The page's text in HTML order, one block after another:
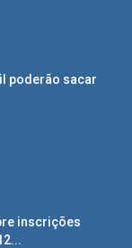
poderão sacar
inscrições